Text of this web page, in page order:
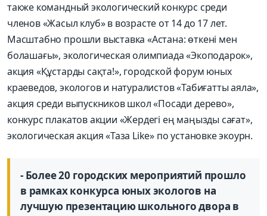
также командный экологический конкурс среди
членов «Жасыл клуб» в возрасте от 14 до 17 лет.
Масштабно прошли выставка «Астана: өткені мен
болашағы», экологическая олимпиада «Экоподарок»,
акция «Құстарды сақта!», городской форум юных
краеведов, экологов и натуралистов «Табиғатты аяла»,
акция среди выпускников школ «Посади дерево»,
конкурс плакатов акции «Жердегі ең маңызды сағат»,
экологическая акция «Таза Like» по установке экоурн.
- Более 20 городских мероприятий прошло
в рамках конкурса юных экологов на
лучшую презентацию школьного двора в